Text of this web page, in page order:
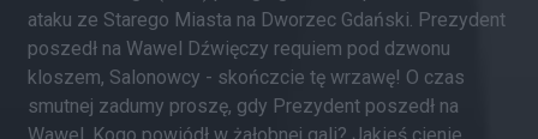
ataku ze Starego Miasta na Dworzec Gdański. Prezydent
poszedł na Wawel Dźwięczy requiem pod dzwonu
kloszem, Salonowcy - skończcie tę wrzawę! O czas
smutnej zadumy proszę, gdy Prezydent poszedł na